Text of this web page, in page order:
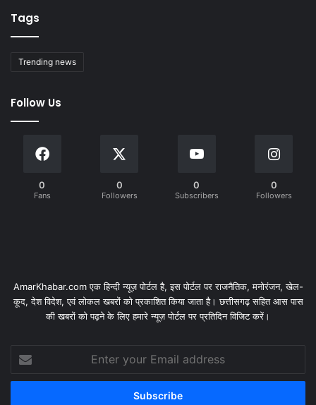
Tags
Trending news
Follow Us
0
Fans
0
Followers
0
Subscribers
0
Followers
AmarKhabar.com एक हिन्दी न्यूज़ पोर्टल है, इस पोर्टल पर राजनैतिक, मनोरंजन, खेल-
कूद, देश विदेश, एवं लोकल खबरों को प्रकाशित किया जाता है। छत्तीसगढ़ सहित आस पास
की खबरों को पढ़ने के लिए हमारे न्यूज़ पोर्टल पर प्रतिदिन विजिट करें।
your
Email